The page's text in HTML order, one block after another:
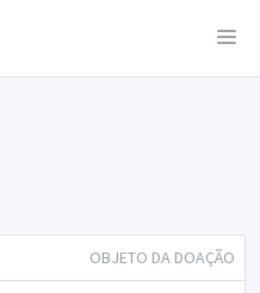
OBJETO DA DOAÇÃO